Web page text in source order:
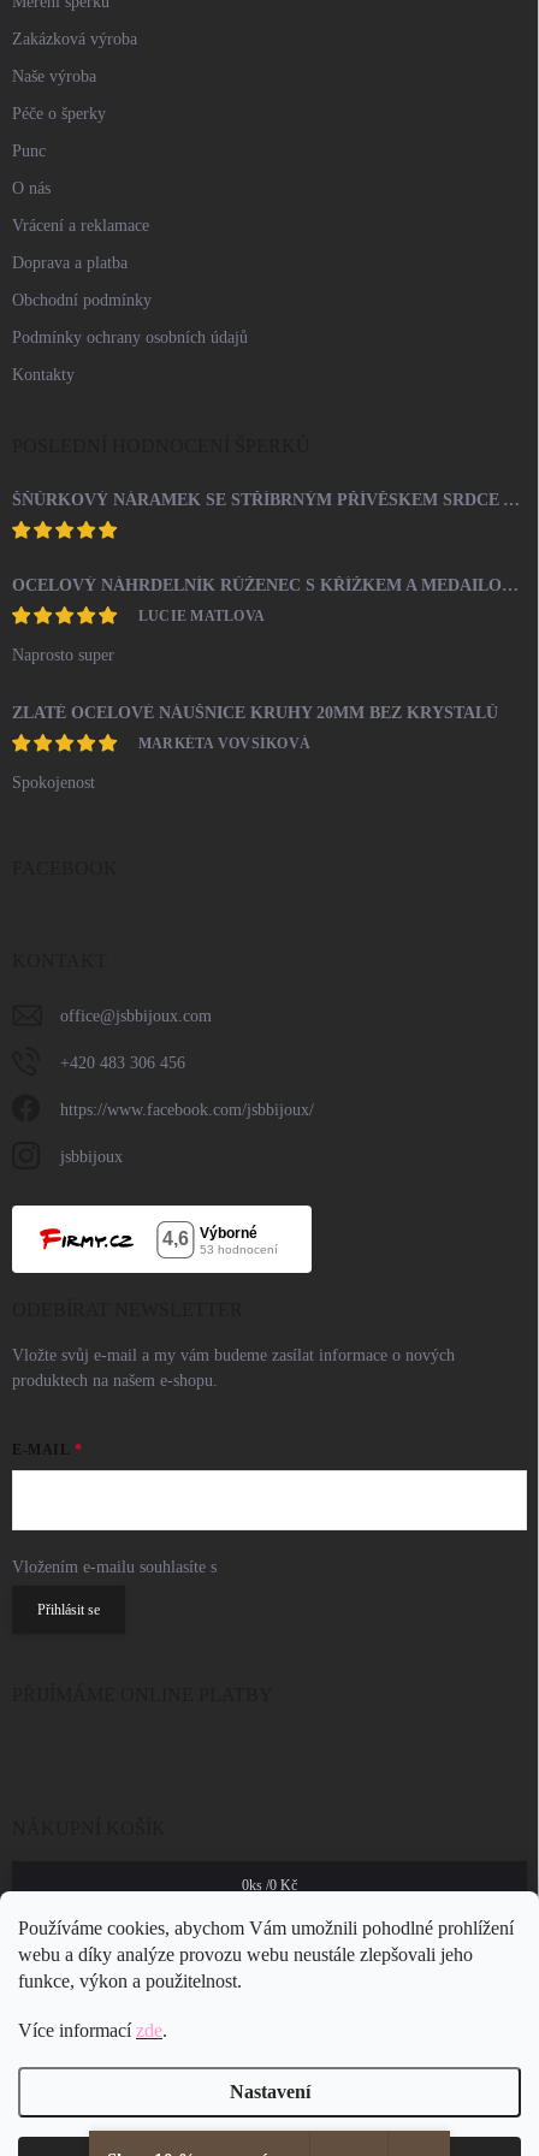
Používáme cookies, abychom Vám umožnili pohodlné prohlížení
webu a díky analýze provozu webu neustále zlepšovali jeho
funkce, výkon a použitelnost.
Více informacízde.
Nastavení
Zakázková výroba
Naše výroba
Péče o šperky
Punc
O nás
Vrácení a reklamace
Doprava a platba
Obchodní podmínky
Podmínky ochrany osobních údajů
Kontakty
ŠŇŮRKOVÝ NÁRAMEK SE STŘÍBRNÝM PŘÍVĚSKEM SRDCE A KRYSTALY SWAROVSKI CRYSTAL (STŘÍBRO 925/1000)
OCELOVÝ NÁHRDELNÍK RŮŽENEC S KŘÍŽKEM A MEDAILONEM
LUCIE MATLOVA
Naprosto super
ZLATÉ OCELOVÉ NÁUŠNICE KRUHY 20MM BEZ KRYSTALŮ
MARKÉTA VOVSÍKOVÁ
Spokojenost
office@jsbbijoux.com
+420 483 306 456
https://www.facebook.com/jsbbijoux/
jsbbijoux
Vložte svůj e-mail a my vám budeme zasílat informace o nových
produktech na našem e-shopu.
E-MAIL
Vložením e-mailu souhlasíte s
Přihlásit se
0ks /0 Kč